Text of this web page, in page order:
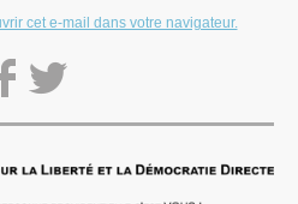
cet e-mail dans votre navigateur.